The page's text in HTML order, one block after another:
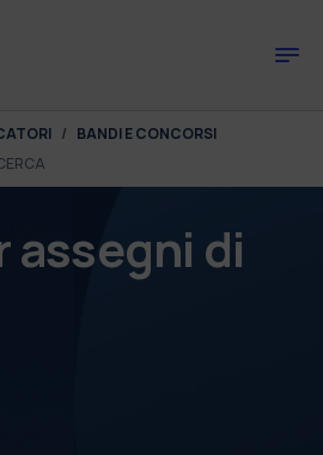
BANDI E CONCORSI
assegni di